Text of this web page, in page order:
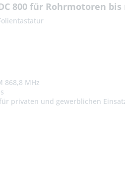
800 für Rohrmotoren bis
868,8 MHz
privaten und gewerblichen